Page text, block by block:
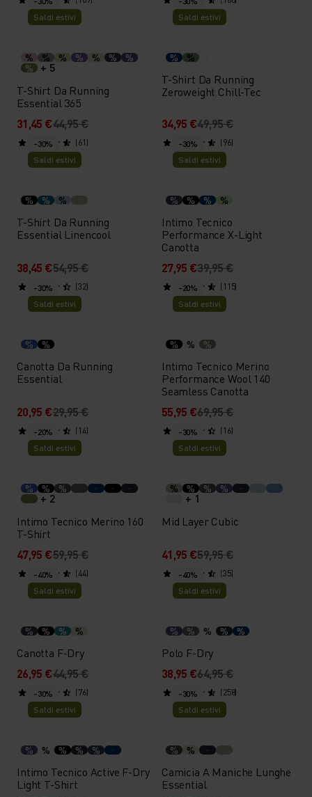
Saldi estivi
% % % % % %
%
%
+ 5
T-Shirt Da Running
Essential 365
31,45 €44,95 €
(61)
Saldi estivi
% %
T-Shirt Da Running
Zeroweight Chill-Tec
34,95 €49,95 €
(96)
-30%
Saldi estivi
% % %
T-Shirt Da Running
Essential Linencool
38,45 €54,95 €
(32)
-30%
Saldi estivi
% % % %
Intimo Tecnico
Performance X-Light
Canotta
27,95 €39,95 €
(115)
-30%
Saldi estivi
% %
Canotta Da Running
Essential
20,95 €29,95 €
(14)
-20%
Saldi estivi
% % %
Intimo Tecnico Merino
Performance Wool 140
Seamless Canotta
55,95 €69,95 €
(16)
-20%
Saldi estivi
% % %
+ 2
Intimo Tecnico Merino 160
T-Shirt
47,95 €59,95 €
(44)
-30%
Saldi estivi
% % % %
+ 1
Mid Layer Cubic
41,95 €59,95 €
(35)
-40%
Saldi estivi
% % % %
Canotta F-Dry
26,95 €44,95 €
(76)
-40%
Saldi estivi
% % % % %
Polo F-Dry
38,95 €64,95 €
(258)
-30%
Saldi estivi
% % % % %
Intimo Tecnico Active F-Dry
Light T-Shirt
-30%
Saldi estivi
% %
Camicia A Maniche Lunghe
Essential